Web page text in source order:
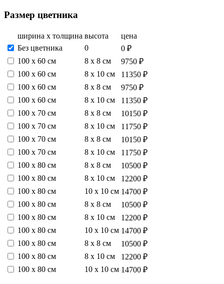
Размер цветника
ширина х толщина высота
цена
Без цветника
0
0 ₽
100 х 60 см
8 х 8 см
9750 ₽
100 х 60 см
8 х 10 см
11350 ₽
100 х 60 см
8 х 8 см
9750 ₽
100 х 60 см
8 х 10 см
11350 ₽
100 х 70 см
8 х 8 см
10150 ₽
100 х 70 см
8 х 10 см
11750 ₽
100 х 70 см
8 х 8 см
10150 ₽
100 х 70 см
8 х 10 см
11750 ₽
100 х 80 см
8 х 8 см
10500 ₽
100 х 80 см
8 х 10 см
12200 ₽
100 х 80 см
10 х 10 см 14700 ₽
100 х 80 см
8 х 8 см
10500 ₽
100 х 80 см
8 х 10 см
12200 ₽
100 х 80 см
10 х 10 см 14700 ₽
100 х 80 см
8 х 8 см
10500 ₽
100 х 80 см
8 х 10 см
12200 ₽
100 х 80 см
10 х 10 см 14700 ₽